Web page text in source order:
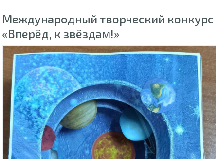
Международный творческий конкурс
«Вперёд, к звёздам!»